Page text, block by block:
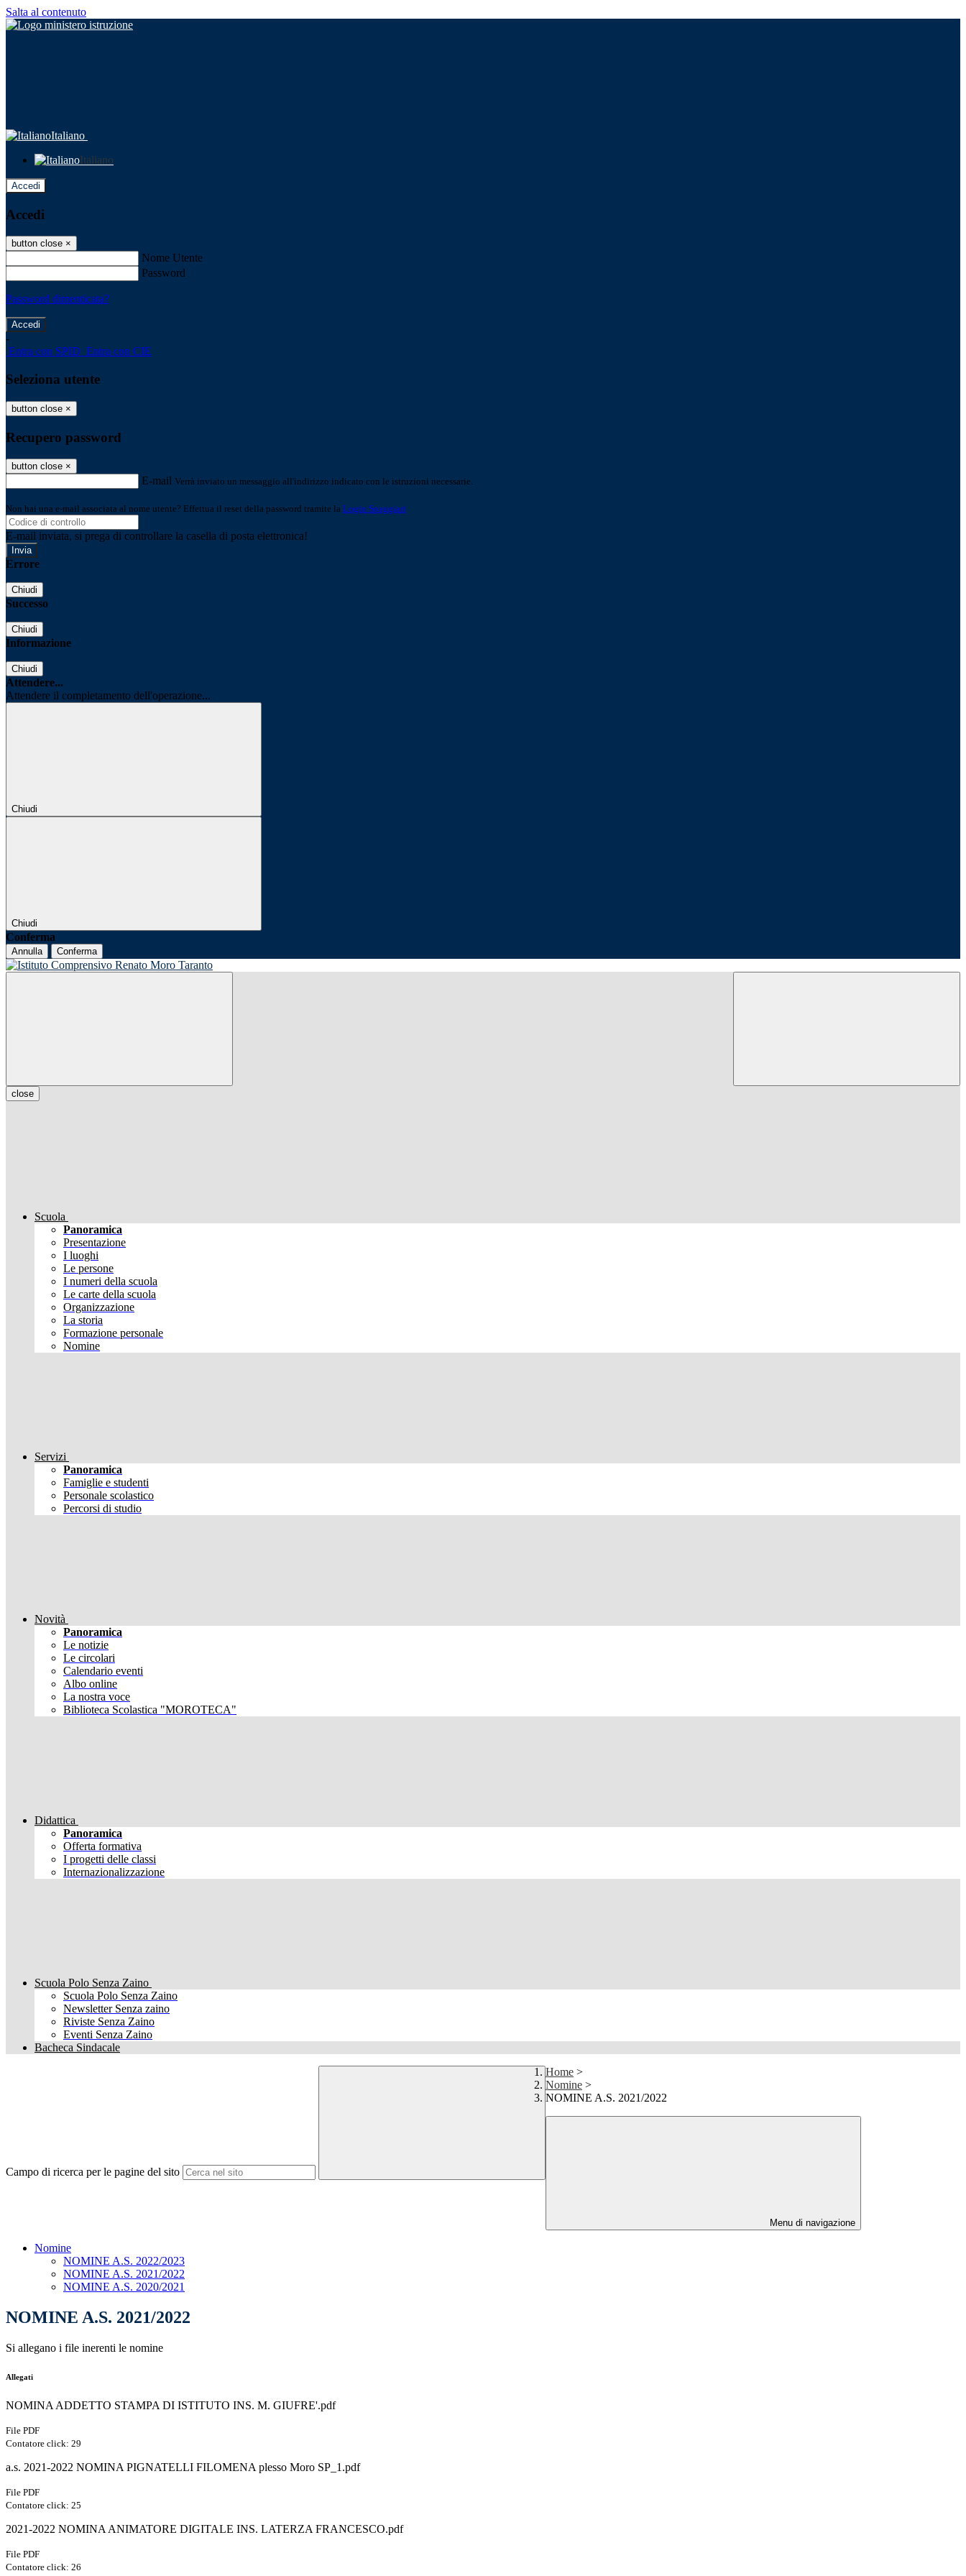
Salta al contenuto
Italiano
Italiano
Accedi
Accedi
button close ×
Nome Utente
Password
Password dimenticata?
-
Entra con SPID Entra con CIE
Seleziona utente
button close ×
Recupero password
button close ×
E-mail Verrà inviato un messaggio all'indirizzo indicato con le istruzioni necessarie.
Non hai una e-mail associata al nome utente? Effettua il reset della password tramite la Login Spaggiari
E-mail inviata, si prega di controllare la casella di posta elettronica!
Errore
Chiudi
Successo
Chiudi
Informazione
Chiudi
Attendere...
Attendere il completamento dell'operazione...
Chiudi
Chiudi
Conferma
Annulla Conferma
close
Scuola
Panoramica
Presentazione
I luoghi
Le persone
I numeri della scuola
Le carte della scuola
Organizzazione
La storia
Formazione personale
Nomine
Servizi
Panoramica
Famiglie e studenti
Personale scolastico
Percorsi di studio
Novità
Panoramica
Le notizie
Le circolari
Calendario eventi
Albo online
La nostra voce
Biblioteca Scolastica "MOROTECA"
Didattica
Panoramica
Offerta formativa
I progetti delle classi
Internazionalizzazione
Scuola Polo Senza Zaino
Scuola Polo Senza Zaino
Newsletter Senza zaino
Riviste Senza Zaino
Eventi Senza Zaino
Bacheca Sindacale
Campo di ricerca per le pagine del sito
Home >
Nomine >
NOMINE A.S. 2021/2022
Menu di navigazione
Nomine
NOMINE A.S. 2022/2023
NOMINE A.S. 2021/2022
NOMINE A.S. 2020/2021
NOMINE A.S. 2021/2022
Si allegano i file inerenti le nomine
Allegati
NOMINA ADDETTO STAMPA DI ISTITUTO INS. M. GIUFRE'.pdf
File PDF
Contatore click: 29
a.s. 2021-2022 NOMINA PIGNATELLI FILOMENA plesso Moro SP_1.pdf
File PDF
Contatore click: 25
2021-2022 NOMINA ANIMATORE DIGITALE INS. LATERZA FRANCESCO.pdf
File PDF
Contatore click: 26